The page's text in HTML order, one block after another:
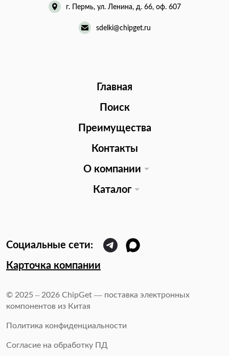
г. Пермь, ул. Ленина, д. 66, оф. 607
sdelki@chipget.ru
Главная
Поиск
Преимущества
Контакты
О компании
Каталог
Карточка компании
© 2025 – 2026 ChipGet — поставка электронных
компонентов из Китая
Политика конфиденциальности
Согласие на обработку ПД